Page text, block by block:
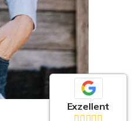
Exzellent